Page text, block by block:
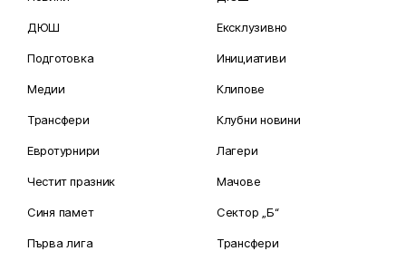
ДЮШ
Подготовка
Медии
Трансфери
Евротурнири
Честит празник
Синя памет
Първа лига
Ексклузивно
Инициативи
Клипове
Клубни новини
Лагери
Мачове
Сектор „Б“
Трансфери